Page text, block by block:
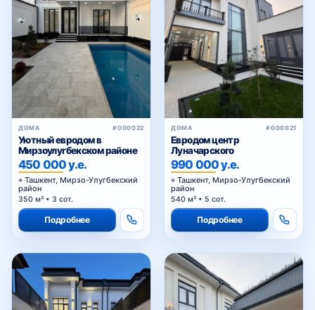
ДОМА #000022
Уютный евродом в
Мирзоулугбекском районе
450 000 у.е.
Ташкент, Мирзо-Улугбекский
район
350 м² • 3 сот.
Подробнее
ДОМА #000021
Евродом центр
Луначарского
990 000 у.е.
Ташкент, Мирзо-Улугбекский
район
540 м² • 5 сот.
Подробнее